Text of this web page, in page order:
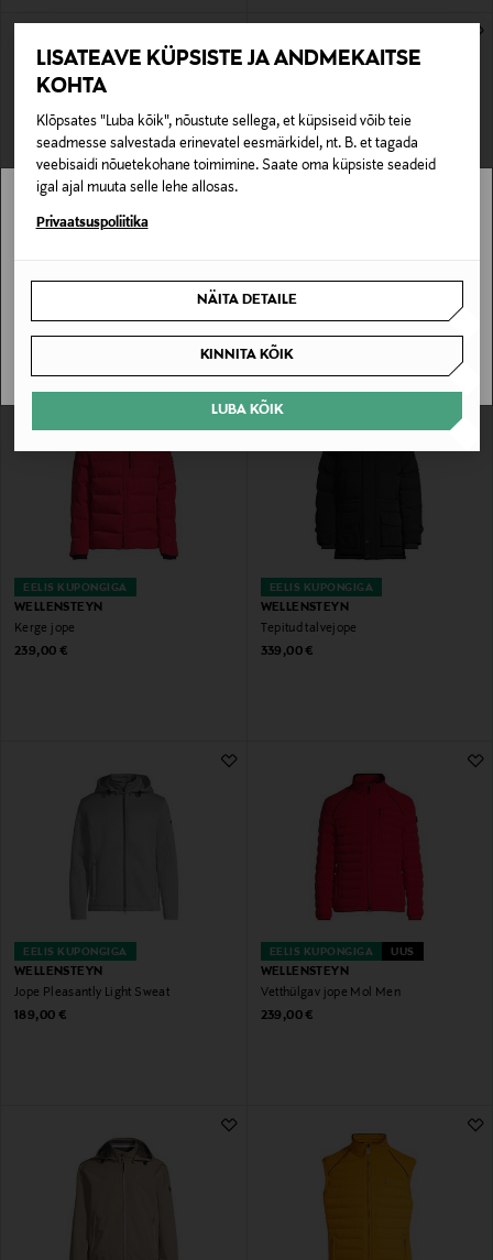
LISATEAVE KÜPSISTE JA ANDMEKAITSE
KOHTA
Klõpsates "Luba kõik", nõustute sellega, et küpsiseid võib teie
seadmesse salvestada erinevatel eesmärkidel, nt. B. et tagada
veebisaidi nõuetekohane toimimine. Saate oma küpsiste seadeid
igal ajal muuta selle lehe allosas.
Privaatsuspoliitika
NÄITA DETAILE
KINNITA KÕIK
LUBA KÕIK
EELIS KUPONGIGA
Original Price
Original Price
EELIS KUPONGIGA
WELLENSTEYN
Kerge jope
Original Price
239,00 €
EELIS KUPONGIGA
WELLENSTEYN
Tepitud talvejope
Original Price
339,00 €
EELIS KUPONGIGA
WELLENSTEYN
Jope Pleasantly Light Sweat
Original Price
189,00 €
EELIS KUPONGIGA UUS
WELLENSTEYN
Vetthülgav jope Mol Men
Original Price
239,00 €
Stockmann pole Sinu riigis saadaval.
SAAN ARU